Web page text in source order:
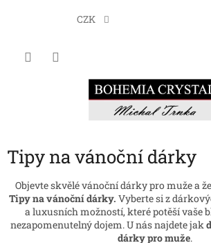
CZK
Tipy na vánoční dárky
Objevte skvělé vánoční dárky pro muže a
Tipy na vánoční dárky. Vyberte si z
a luxusních možností, které potěší vaše
nezapomenutelný dojem. U nás najdete jak
dárky pro muže.